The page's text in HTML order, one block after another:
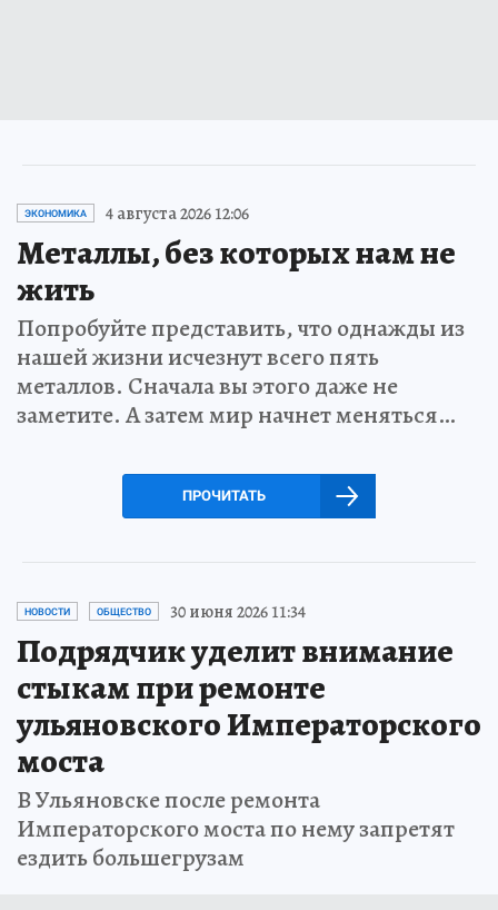
ЭКОНОМИКА 4 августа 2026 12:06
Металлы, без которых нам не
жить
Попробуйте представить, что однажды из
нашей жизни исчезнут всего пять
металлов. Сначала вы этого даже не
заметите. А затем мир начнет меняться…
ПРОЧИТАТЬ
НОВОСТИ ОБЩЕСТВО 30 июня 2026 11:34
Подрядчик уделит внимание
стыкам при ремонте
ульяновского Императорского
моста
В Ульяновске после ремонта
Императорского моста по нему запретят
ездить большегрузам